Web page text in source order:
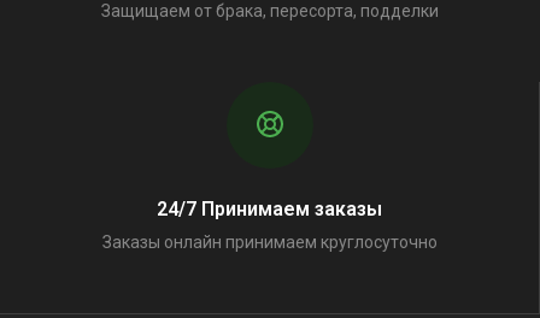
Защищаем от брака, пересорта, подделки
24/7 Принимаем заказы
Заказы онлайн принимаем круглосуточно